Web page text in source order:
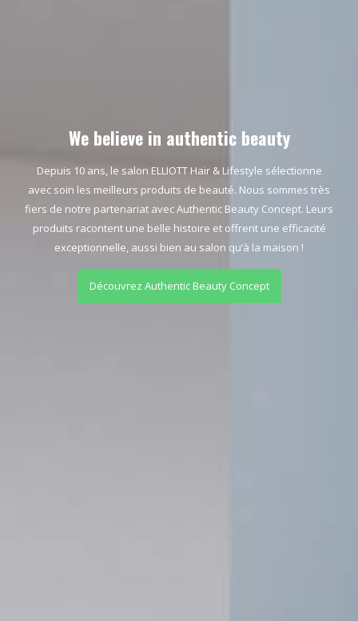
We believe in authentic beauty
Depuis 10 ans, le salon ELLIOTT Hair & Lifestyle sélectionne
avec soin les meilleurs produits de beauté. Nous sommes très
fiers de notre partenariat avec Authentic Beauty Concept. Leurs
produits racontent une belle histoire et offrent une efficacité
exceptionnelle, aussi bien au salon qu’à la maison !
Découvrez Authentic Beauty Concept